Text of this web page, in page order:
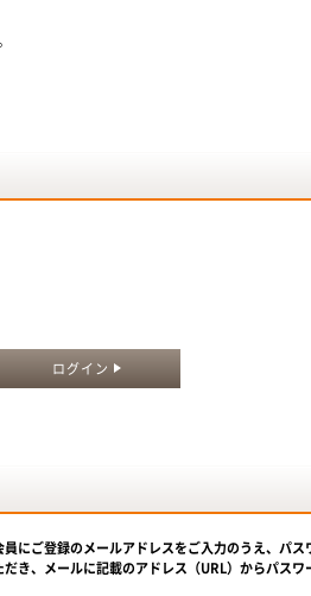
ログイン
にご登録のメールアドレスをご入力のうえ、パス
き、メールに記載のアドレス（URL）からパスワ